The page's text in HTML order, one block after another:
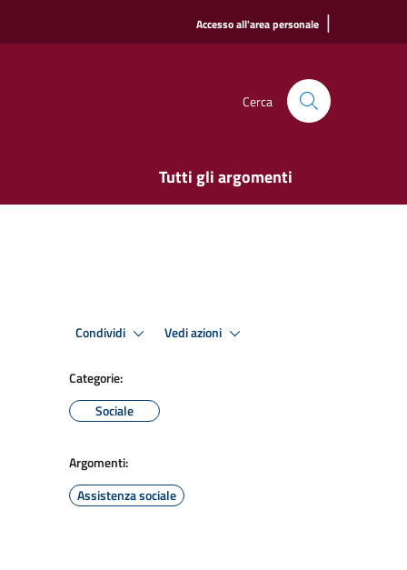
Accesso all'area personale |
Cerca
Tutti gli argomenti
Condividi Vedi azioni
Categorie:
Sociale
Argomenti:
Assistenza sociale